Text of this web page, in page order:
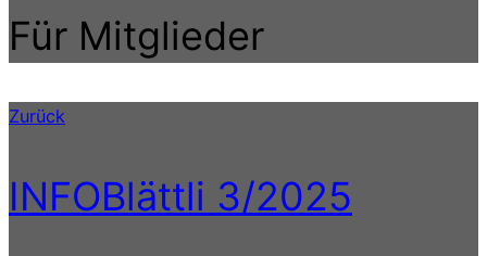
Für Mitglieder
Zurück
INFOBlättli 3/2025